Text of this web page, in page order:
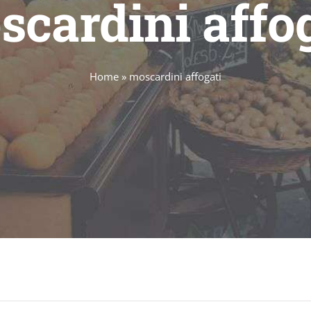
Home » moscardini affogati